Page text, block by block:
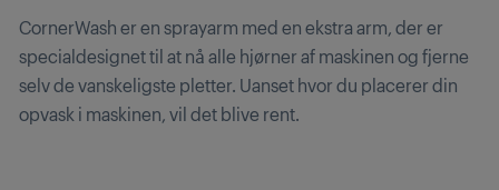
CornerWash er en sprayarm med en ekstra arm, der er
specialdesignet til at nå alle hjørner af maskinen og fjerne
selv de vanskeligste pletter. Uanset hvor du placerer din
opvask i maskinen, vil det blive rent.